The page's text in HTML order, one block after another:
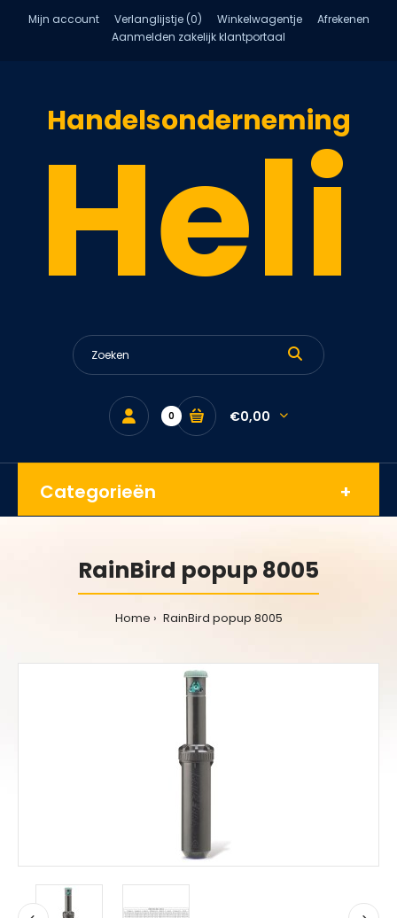
Mijn account Verlanglijstje (0) Winkelwagentje
Afrekenen
Aanmelden zakelijk klantportaal
Handelsonderneming
Heli
0 €0,00
Categorieën
RainBird popup 8005
Home RainBird popup 8005